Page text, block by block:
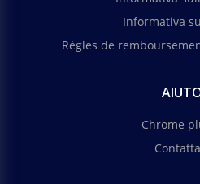
Informativa
Règles de
Chrome